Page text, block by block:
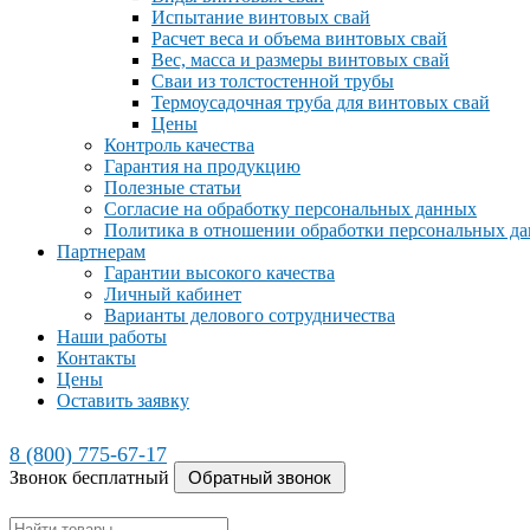
Испытание винтовых свай
Расчет веса и объема винтовых свай
Вес, масса и размеры винтовых свай
Сваи из толстостенной трубы
Термоусадочная труба для винтовых свай
Цены
Контроль качества
Гарантия на продукцию
Полезные статьи
Согласие на обработку персональных данных
Политика в отношении обработки персональных
Партнерам
Гарантии высокого качества
Личный кабинет
Варианты делового сотрудничества
Наши работы
Контакты
Цены
Оставить заявку
8 (800) 775-67-17
Звонок бесплатный